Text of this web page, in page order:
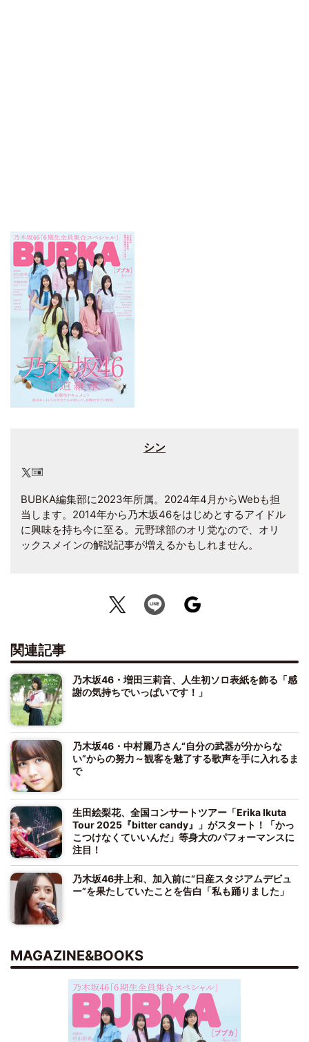
シン
BUBKA編集部に2023年所属。2024年4月からWebも担
当します。2014年から乃木坂46をはじめとするアイドル
に興味を持ち今に至る。元野球部のオリ党なので、オリ
ックスメインの解説記事が増えるかもしれません。
関連記事
乃木坂46・増田三莉音、人生初ソロ表紙を飾る「感
謝の気持ちでいっぱいです！」
乃木坂46・中村麗乃さん“自分の武器が分からな
い”からの努力～観客を魅了する歌声を手に入れるま
で
生田絵梨花、全国コンサートツアー「Erika Ikuta
Tour 2025『bitter candy』」がスタート！「かっ
こつけなくていいんだ」等身大のパフォーマンスに
注目！
乃木坂46井上和、加入前に“日産スタジアムデビュ
ー”を果たしていたことを告白「私も踊りました」
MAGAZINE&BOOKS